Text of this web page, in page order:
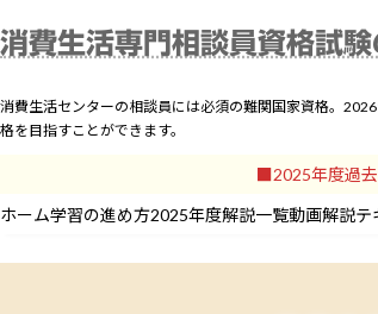
ン
ン
ツ
キ
プ
ビ
ー
シ
に
動
消費生活専門相談員資格試
消費生活センターの相談員には必須の難関国家資格。
格を目指すことができます。
■2025年度過
ホーム学習の進め方2025年度解説一覧動画解説テ